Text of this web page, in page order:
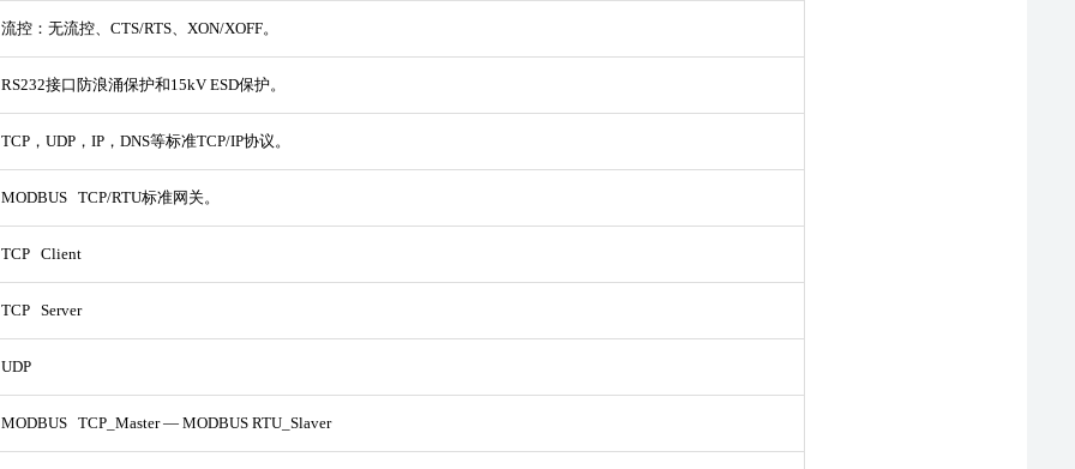
流控：无流控、CTS/RTS、XON/XOFF。
RS232接口防浪涌保护和15kV ESD保护。
TCP，UDP，IP，DNS等标准TCP/IP协议。
MODBUS TCP/RTU标准网关。
TCP Client
TCP Server
UDP
MODBUS TCP_Master — MODBUS RTU_Slaver